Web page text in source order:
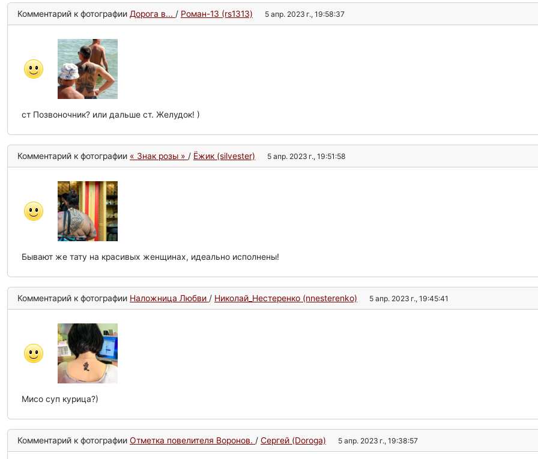
Комментарий к фотографии Дорога в... / Роман-13 (rs1313) 5 апр. 2023 г., 19:58:37
ст Позвоночник? или дальше ст. Желудок! )
Комментарий к фотографии « Знак розы » / Ёжик (silvester) 5 апр. 2023 г., 19:51:58
Бывают же тату на красивых женщинах, идеально исполнены!
Комментарий к фотографии Наложница Любви / Николай_Нестеренко (nnesterenko) 5 апр. 2023 г., 19:45:41
Мисо суп курица?)
Комментарий к фотографии Отметка повелителя Воронов. / Сергей (Doroga) 5 апр. 2023 г., 19:38:57